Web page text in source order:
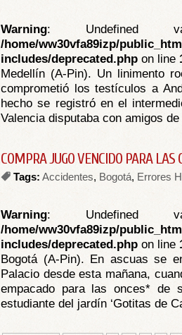
Warning: Undefined
/home/ww30vfa89izp/
includes/deprecated.php on line
Medellín (A-Pin). Un linimento
comprometió los testículos a
hecho se registró en el
Valencia disputaba con amigos
COMPRA JUGO VENCIDO PARA LAS
Tags: Accidentes, Bogotá, Errores
Warning: Undefined
/home/ww30vfa89izp/
includes/deprecated.php on line
Bogotá (A-Pin). En ascuas se
Palacio desde esta mañana,
empacado para las onces*
estudiante del jardín ‘Gotitas de